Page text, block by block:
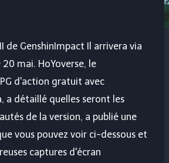
de GenshinImpact Il arrivera via
mai. HoYoverse, le
d'action gratuit avec
a détaillé quelles seront les
de la version, a publié une
vous pouvez voir ci-dessous et
captures d'écran